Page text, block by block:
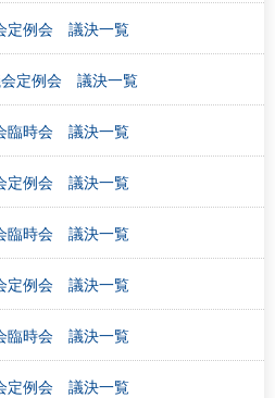
定例会 議決一覧
会定例会 議決一覧
臨時会 議決一覧
定例会 議決一覧
臨時会 議決一覧
定例会 議決一覧
臨時会 議決一覧
定例会 議決一覧